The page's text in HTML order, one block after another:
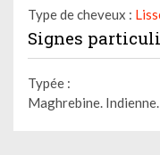
Type de cheveux :
Signes
Typée :
Maghrebine.